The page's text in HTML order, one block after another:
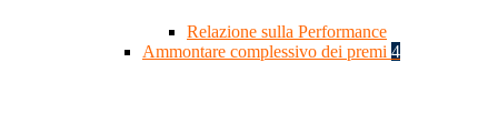
Relazione sulla Performance
Ammontare complessivo dei premi 4